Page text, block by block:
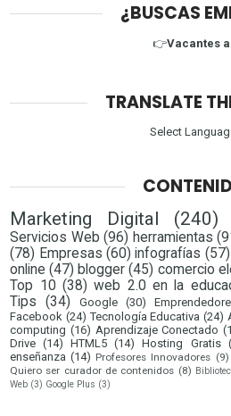
¿BUSCAS
👉Vacantes
TRANSLATE
Select
Marketing Digital (240)
Servicios Web (96) herramientas
(78) Empresas (60) infografías (57)
online (47) blogger (45) comercio
Top 10 (38) web 2.0 en la
Tips
(34) Google (30)
Facebook (24) Tecnología Educativa (24)
computing (16) Aprendizaje Conectado
Drive (14) HTML5 (14) Hosting Gratis
enseñanza (14) Profesores Innovadores (9)
Quiero ser curador de contenidos (8)
Web (3) Google Plus (3)